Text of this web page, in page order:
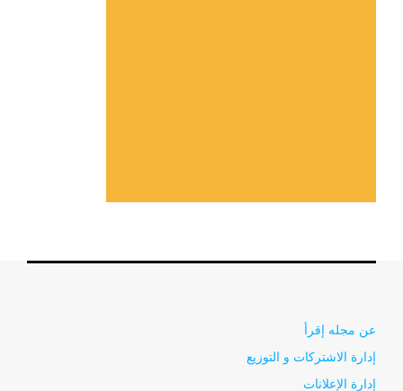
عن مجله إقرأ
إدارة الاشتركات و التوزيع
إدارة الإعلانات